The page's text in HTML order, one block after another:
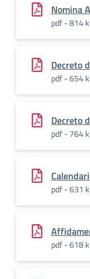
Nomina
pdf - 814
Decreto
pdf - 654
Decreto
pdf - 764
pdf - 631
pdf - 618